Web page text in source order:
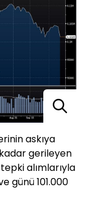
askıya
kadar gerileyen
alımlarıyla
günü 101.000